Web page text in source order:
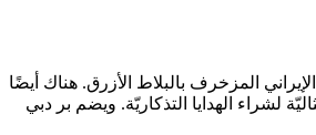
المزخرف بالبلاط الأزرق. هناك أيضًا
لشراء الهدايا التذكاريّة. ويضم بر دبي